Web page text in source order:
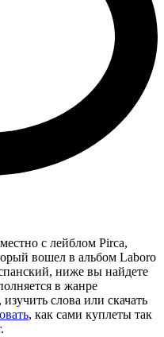
с лейблом Pirca,
вошел в альбом Laboro
ниже вы найдете
в жанре
слова или скачать
, как сами куплеты так